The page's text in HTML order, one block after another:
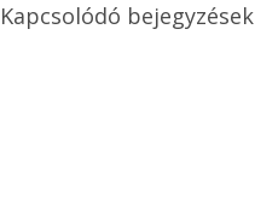
Kapcsolódó bejegyzések